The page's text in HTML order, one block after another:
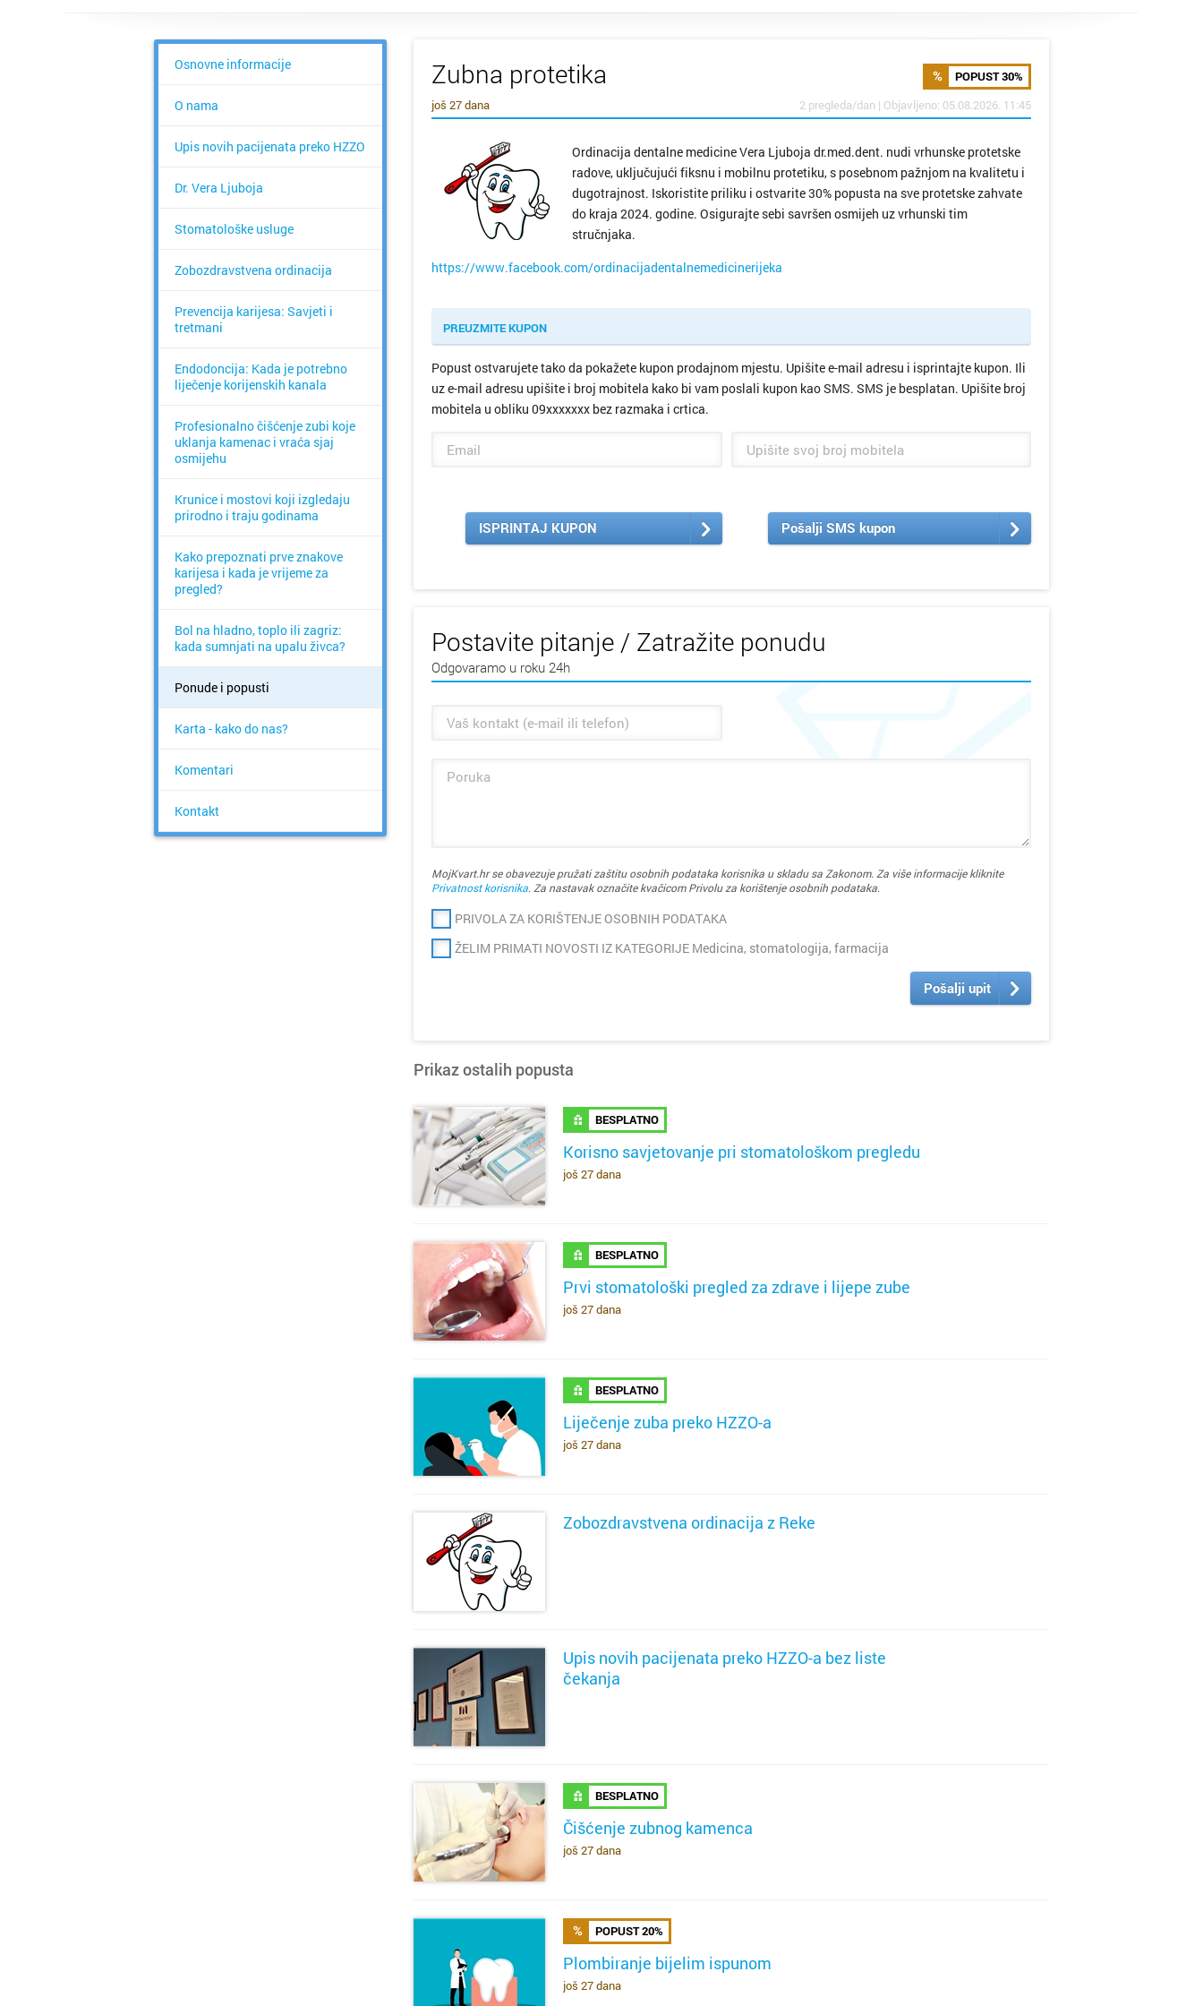
Osnovne informacije
O nama
Upis novih pacijenata preko HZZO
Dr. Vera Ljuboja
Stomatološke usluge
Zobozdravstvena ordinacija
Prevencija karijesa: Savjeti i
tretmani
Endodoncija: Kada je potrebno
liječenje korijenskih kanala
Profesionalno čišćenje zubi koje
uklanja kamenac i vraća sjaj
osmijehu
Krunice i mostovi koji izgledaju
prirodno i traju godinama
Kako prepoznati prve znakove
karijesa i kada je vrijeme za
pregled?
Bol na hladno, toplo ili zagriz:
kada sumnjati na upalu živca?
Ponude i popusti
Karta - kako do nas?
Komentari
Kontakt
POPUST 30%
Zubna protetika
još 27 dana 2 pregleda/dan | Objavljeno: 05.08.2026. 11:45
Ordinacija dentalne medicine Vera Ljuboja dr.med.dent. nudi vrhunske protetske
radove, uključujući fiksnu i mobilnu protetiku, s posebnom pažnjom na kvalitetu i
dugotrajnost. Iskoristite priliku i ostvarite 30% popusta na sve protetske zahvate
do kraja 2024. godine. Osigurajte sebi savršen osmijeh uz vrhunski tim
stručnjaka.
https://www.facebook.com/ordinacijadentalnemedicinerijeka
PREUZMITE KUPON
Popust ostvarujete tako da pokažete kupon prodajnom mjestu. Upišite e-mail adresu i isprintajte kupon. Ili
uz e-mail adresu upišite i broj mobitela kako bi vam poslali kupon kao SMS. SMS je besplatan. Upišite broj
mobitela u obliku 09xxxxxxx bez razmaka i crtica.
ISPRINTAJ KUPON Pošalji SMS kupon
Postavite pitanje / Zatražite ponudu
Odgovaramo u roku 24h
MojKvart.hr se obavezuje pružati zaštitu osobnih podataka korisnika u skladu sa Zakonom. Za više informacije kliknite
Privatnost korisnika. Za nastavak označite kvačicom Privolu za korištenje osobnih podataka.
PRIVOLA ZA KORIŠTENJE OSOBNIH PODATAKA
ŽELIM PRIMATI NOVOSTI IZ KATEGORIJE Medicina, stomatologija, farmacija
Pošalji upit
Prikaz ostalih popusta
SAZNAJ VIŠE
BESPLATNO
Korisno savjetovanje pri stomatološkom pregledu
još 27 dana
SAZNAJ VIŠE
BESPLATNO
Prvi stomatološki pregled za zdrave i lijepe zube
još 27 dana
SAZNAJ VIŠE
BESPLATNO
Liječenje zuba preko HZZO-a
još 27 dana
Zobozdravstvena ordinacija z Reke
Upis novih pacijenata preko HZZO-a bez liste
čekanja
SAZNAJ VIŠE
BESPLATNO
Čišćenje zubnog kamenca
još 27 dana
SAZNAJ VIŠE
POPUST 20%
Plombiranje bijelim ispunom
još 27 dana